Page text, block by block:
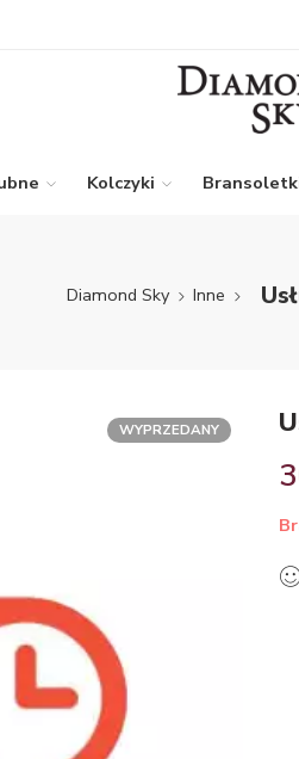
Kolczyki
Diamond Sky Inne
WYPRZEDANY